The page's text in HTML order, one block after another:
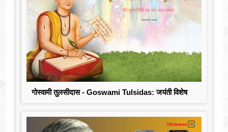
गोस्वामी तुलसीदास - Goswami Tulsidas: जयंती विशेष